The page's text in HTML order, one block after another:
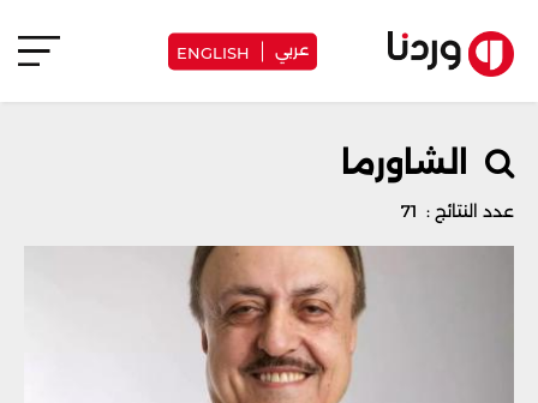
عربي ENGLISH
الشاورما
عدد النتائج : 71